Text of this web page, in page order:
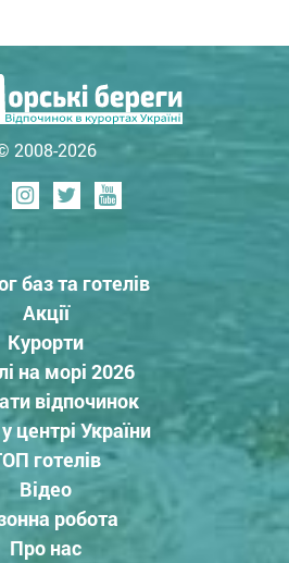
2008-2026
баз та готелів
Акції
Курорти
на морі 2026
відпочинок
центрі України
готелів
Відео
робота
Про нас